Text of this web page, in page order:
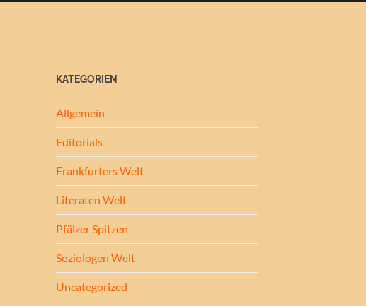
KATEGORIEN
Allgemein
Editorials
Frankfurters Welt
Literaten Welt
Pfälzer Spitzen
Soziologen Welt
Uncategorized